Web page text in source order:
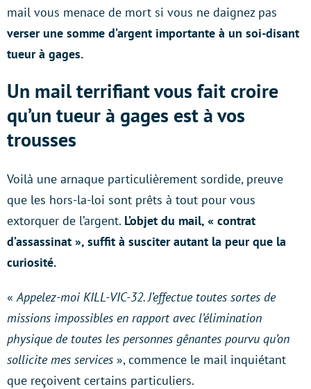
mail vous menace de mort si vous ne daignez pas
verser une somme d’argent importante à un soi-disant
tueur à gages.
Un mail terrifiant vous fait croire
qu’un tueur à gages est à vos
trousses
Voilà une arnaque particulièrement sordide, preuve
que les hors-la-loi sont prêts à tout pour vous
extorquer de l’argent. L’objet du mail, « contrat
d’assassinat », suffit à susciter autant la peur que la
curiosité.
«Appelez-moi KILL-VIC-32. J’effectue toutes sortes de
missions impossibles en rapport avec l’élimination
physique de toutes les personnes gênantes pourvu qu’on
sollicite mes services », commence le mail inquiétant
que reçoivent certains particuliers.